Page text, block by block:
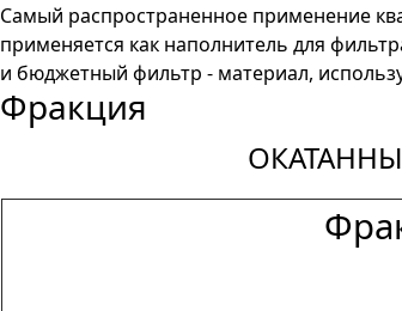
Самый распространенное применение
применяется как наполнитель для
и бюджетный фильтр - материал,
Фракция